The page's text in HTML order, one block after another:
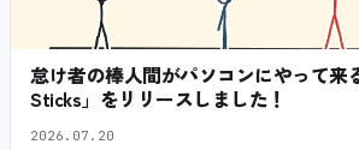
怠け者の棒人間がパソコンにやって来
Sticks」をリリースしました！
2026.07.20